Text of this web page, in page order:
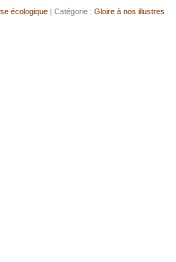
écologique | Catégorie : Gloire à nos illustres